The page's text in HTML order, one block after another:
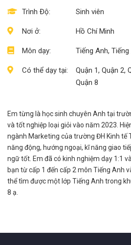
Trình Độ:
Nơi ở:
Môn dạy:
Có thể dạy tại:
Sinh viên
Hồ Chí Minh
Tiếng Anh,
Quận 1, Quận 2,
Quận 8
Em từng là học sinh chuyên Anh tại
và tốt nghiệp loại giỏi vào năm 2023.
ngành Marketing của trường ĐH Kinh tế
năng động, hướng ngoại, kĩ năng giao
ngữ tốt. Em đã có kinh nghiệm dạy 1:1
bạn từ cấp 1 đến cấp 2 môn Tiếng Anh
thể tìm được một lớp Tiếng Anh trong
8 ạ.